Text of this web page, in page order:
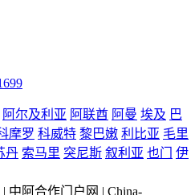
阿尔及利亚 阿联酋 阿曼 埃及 巴
摩罗 科威特 黎巴嫩 利比亚 毛里
丹 索马里 突尼斯 叙利亚 也门
伊
中阿合作门户网 | China-